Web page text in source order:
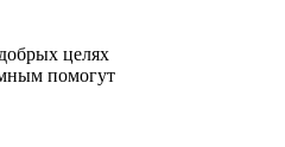
целях
помогут